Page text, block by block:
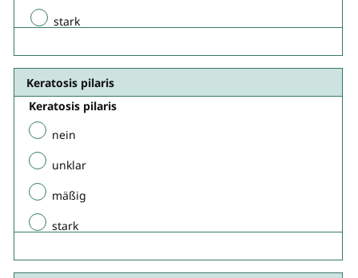
stark
Keratosis pilaris
Keratosis pilaris
nein
unklar
mäßig
stark